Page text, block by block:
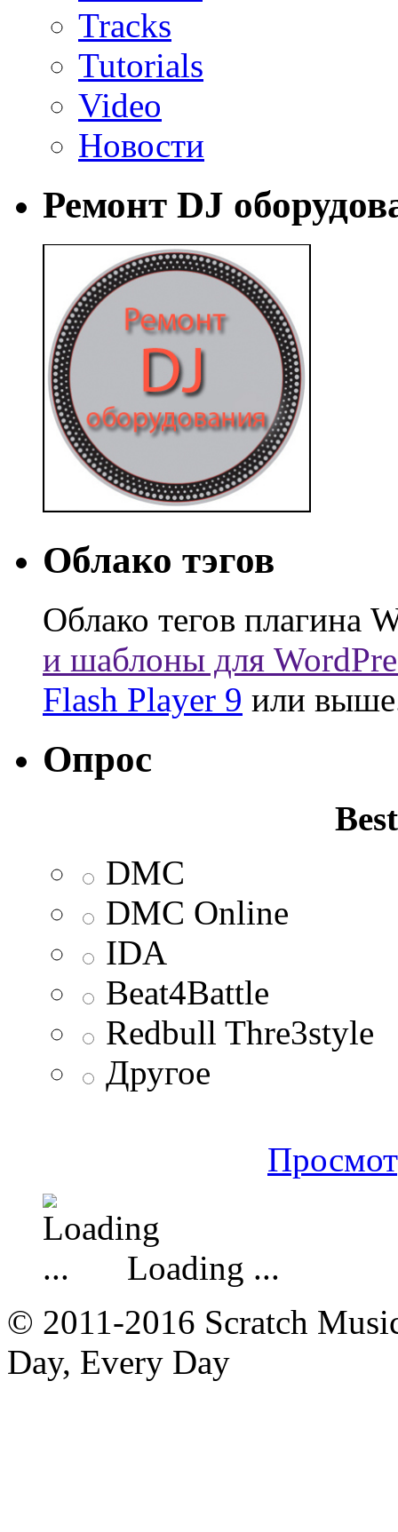
Tracks
Tutorials
Video
Новости
Ремонт DJ
Облако тэгов
Облако тегов плагина
и шаблоны для
Flash Player 9 или
Опрос
DMC
DMC Online
IDA
Beat4Battle
Redbull Thre3style
Другое
Loading ...
© 2011-2016 Scratch
Day, Every Day